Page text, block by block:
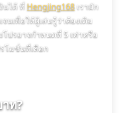
นได้ ที่ Hengjing168เรามัก
นเพื่อให้ผู้เล่นรู้ว่าต้องเดิม
โปรอาจกำหนดที่ 5 เท่าหรือ
โมชั่นที่เลือก
ท?